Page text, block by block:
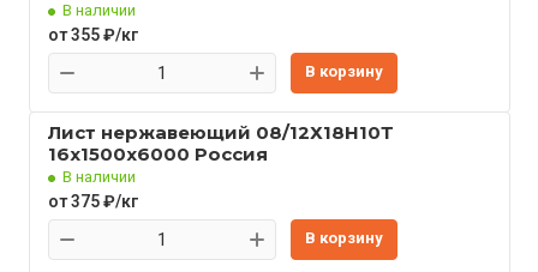
В наличии
от 355 ₽/кг
В корзину
Лист нержавеющий 08/12Х18Н10Т
16x1500x6000 Россия
В наличии
от 375 ₽/кг
В корзину